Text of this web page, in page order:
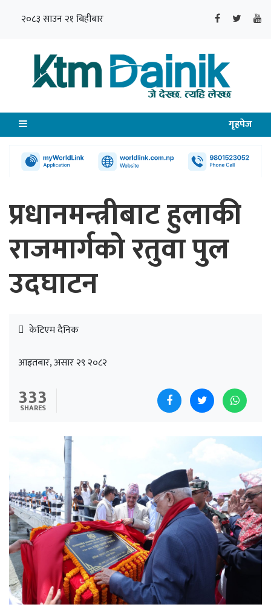
२०८३ साउन २१ बिहीबार
गृहपेज
प्रधानमन्त्रीबाट हुलाकी
राजमार्गको रतुवा पुल
उदघाटन
केटिएम दैनिक
आइतबार, असार २९ २०८२
333
SHARES